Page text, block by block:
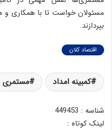
مسئولان خواست تا با همکاری
بپردازند.
اقتصاد کلان
کمبینه امداد مستمری
شناسه : 449453
لینک کوتاه :